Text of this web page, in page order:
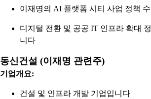
이재명의 AI 플랫폼 시티 사업 정책
디지털 전환 및 공공 IT 인프라 확대
니다
동신건설 (이재명 관련주)
기업개요:
건설 및 인프라 개발 기업입니다